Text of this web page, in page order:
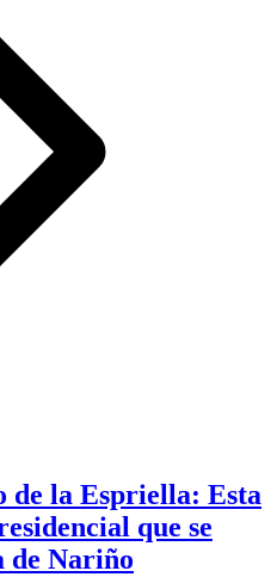
de la Espriella: Esta
que se
de Nariño